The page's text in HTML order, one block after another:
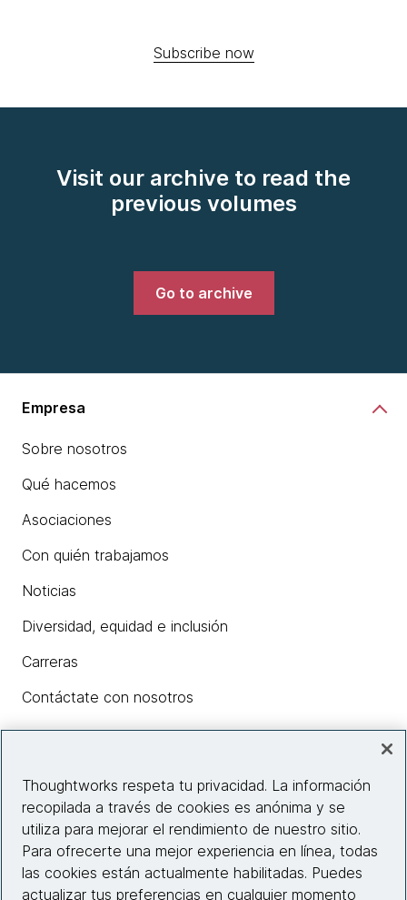
Subscribe now
Visit our archive to read the
previous volumes
Go to archive
Empresa
Sobre nosotros
Qué hacemos
Asociaciones
Con quién trabajamos
Noticias
Diversidad, equidad e inclusión
Carreras
Contáctate con nosotros
Información del sitio web
Conecta con nosotros
Thoughtworks respeta tu privacidad. La información
recopilada a través de cookies es anónima y se
utiliza para mejorar el rendimiento de nuestro sitio.
Para ofrecerte una mejor experiencia en línea, todas
las cookies están actualmente habilitadas. Puedes
actualizar tus preferencias en cualquier momento